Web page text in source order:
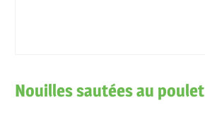
Nouilles sautées au poulet